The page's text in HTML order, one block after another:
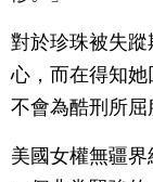
對於珍珠被失
心，而在得知
不會為酷刑所屈
美國女權無疆